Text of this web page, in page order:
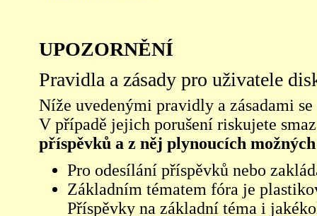
UPOZORNĚNÍ
Pravidla a zásady pro uživatele
Níže uvedenými pravidly a zásadami
V případě jejich porušení riskujete
příspěvků a z něj plynoucích
Pro odesílání příspěvků nebo
Základním tématem fóra je
Příspěvky na základní téma i